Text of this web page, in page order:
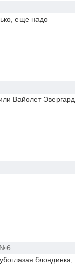
еще надо
Вайолет
№6